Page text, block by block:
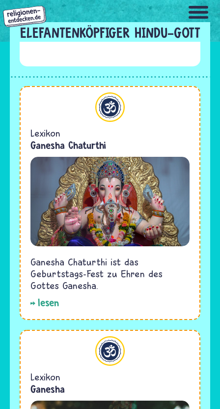
Direkt
zum
InhaltELEFANTENKÖPFIGER HINDU-GOTT
Hinduismus
Lexikon
Ganesha Chaturthi
Ganesha Chaturthi ist das
Geburtstags-Fest zu Ehren des
Gottes Ganesha.
lesen
Hinduismus
Lexikon
Ganesha